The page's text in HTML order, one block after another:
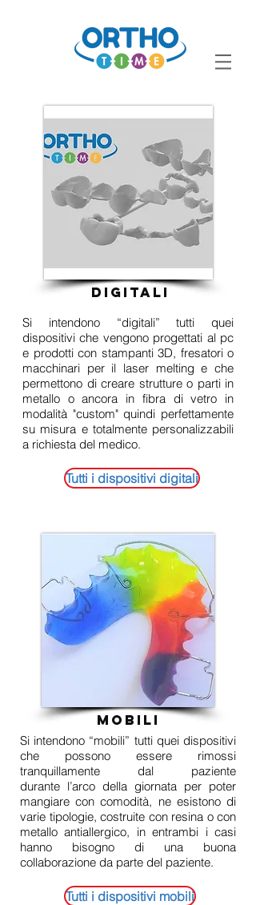
digitali
Si intendono “digitali” tutti quei
dispositivi che vengono progettati al pc
e prodotti con stampanti 3D, fresatori o
macchinari per il laser melting e che
permettono di creare strutture o parti in
metallo o ancora in fibra di vetro in
modalità "custom" quindi perfettamente
su misura e totalmente personalizzabili
a richiesta del medico.
Tutti i dispositivi digitali
mobili
Si intendono “mobili” tutti quei dispositivi
che possono essere rimossi
tranquillamente dal paziente
durante l’arco della giornata per poter
mangiare con comodità, ne esistono di
varie tipologie, costruite con resina o con
metallo antiallergico, in entrambi i casi
hanno bisogno di una buona
collaborazione da parte del paziente.
Tutti i dispositivi mobili